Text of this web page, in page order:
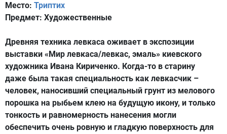
Место: Триптих
Предмет: Художественные
Древняя техника левкаса оживает в экспозиции
выставки «Мир левкаса/левкас, эмаль» киевского
художника Ивана Кириченко. Когда-то в старину
даже была такая специальность как левкасчик –
человек, наносивший специальный грунт из мелового
порошка на рыбьем клею на будущую икону, и только
тонкость и равномерность нанесения могли
обеспечить очень ровную и гладкую поверхность для